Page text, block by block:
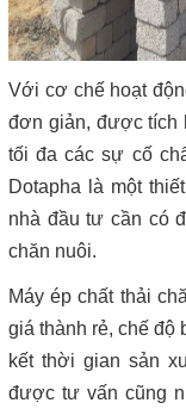
Với cơ chế hoạt
đơn giản, được tích
tối đa các sự cố
Dotapha là một
nhà đầu tư cần có
chăn nuôi.
Máy ép chất thải
giá thành rẻ, chế độ
kết thời gian sản
được tư vấn cũng